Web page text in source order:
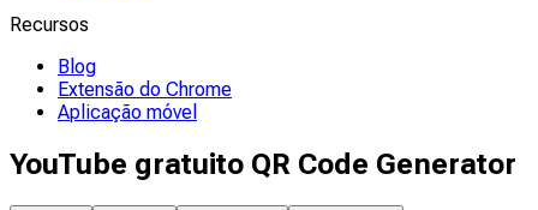
Recursos
Blog
Extensão do Chrome
Aplicação móvel
YouTube gratuito QR Code Generator